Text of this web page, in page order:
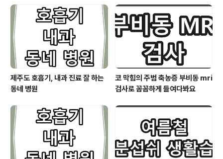
요일 진료 11:00~16:00 서울365 치과의원032-432-
0365 인천광역시 남동구 예술로 138, 이토타워 212,21
2-1,212-2,212-3,212-4호 (구월동) 일요일 진료 14:..
제주도 호흡기, 내과 진료 잘 하는
동네 병원
코 막힘의 주범 축농증 부비동 mri
검사로 꼼꼼하게 들여다봐요